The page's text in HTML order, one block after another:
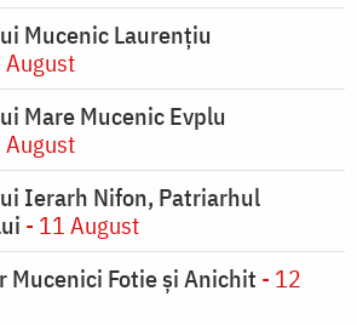
Mucenic Laurențiu
August
Mare Mucenic Evplu
August
Ierarh Nifon, Patriarhul
- 11 August
Mucenici Fotie şi Anichit - 12